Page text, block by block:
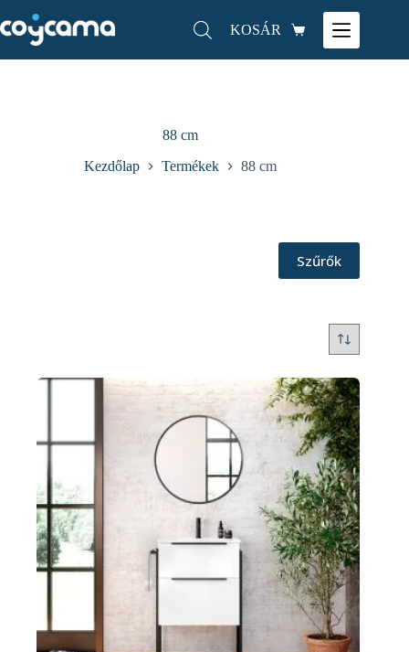
KOSÁR
88 cm
Kezdőlap Termékek 88 cm
Szűrők